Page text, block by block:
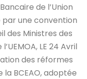
de l’Union
une convention
des Ministres des
LE 24 Avril
des réformes
la BCEAO, adoptée